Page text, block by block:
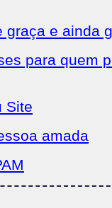
e ainda
para quem
Site
amada